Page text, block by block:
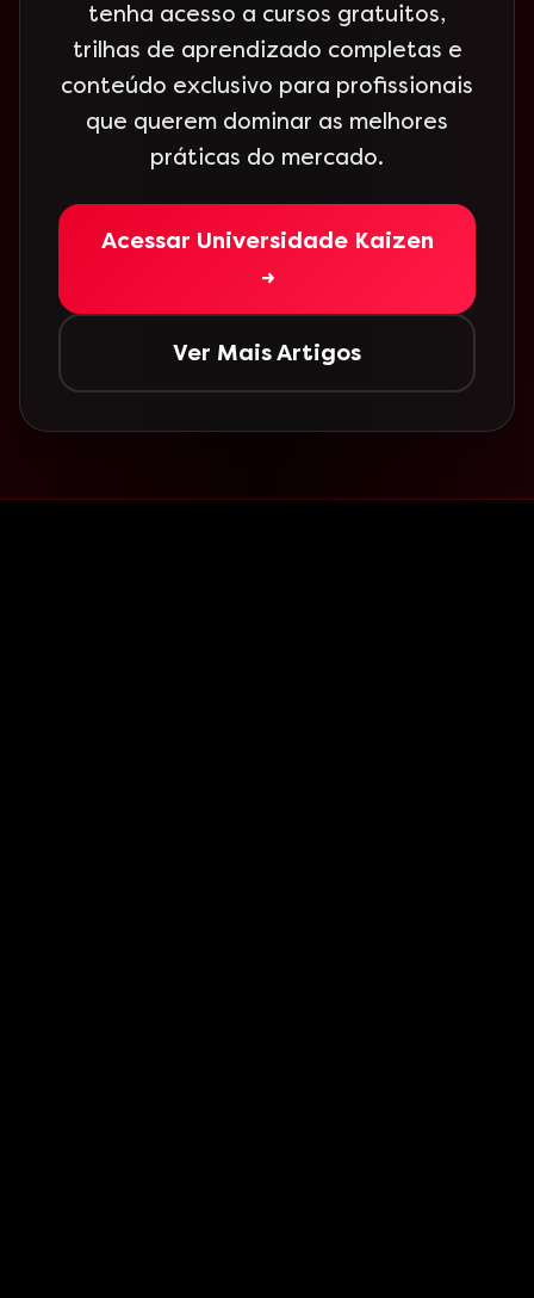
tenha acesso a cursos gratuitos,
trilhas de aprendizado completas e
conteúdo exclusivo para profissionais
que querem dominar as melhores
práticas do mercado.
Acessar Universidade Kaizen
→
Ver Mais Artigos